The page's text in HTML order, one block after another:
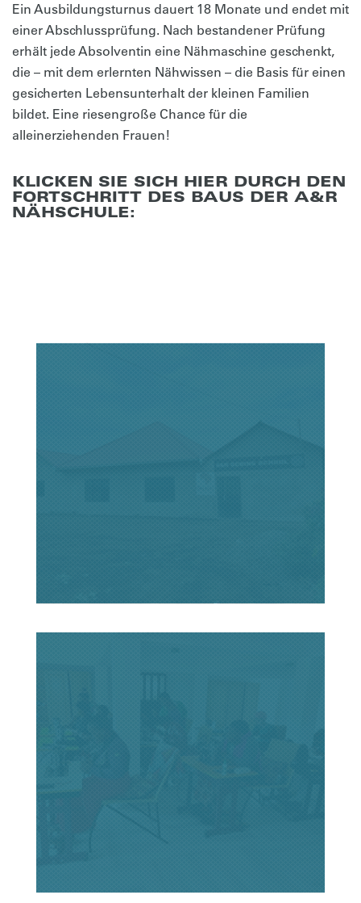
Ein Ausbildungsturnus dauert 18 Monate und endet mit
einer Abschlussprüfung. Nach bestandener Prüfung
erhält jede Absolventin eine Nähmaschine geschenkt,
die – mit dem erlernten Nähwissen – die Basis für einen
gesicherten Lebensunterhalt der kleinen Familien
bildet. Eine riesengroße Chance für die
alleinerziehenden Frauen!
KLICKEN SIE SICH HIER DURCH DEN
FORTSCHRITT DES BAUS DER A&R
NÄHSCHULE: